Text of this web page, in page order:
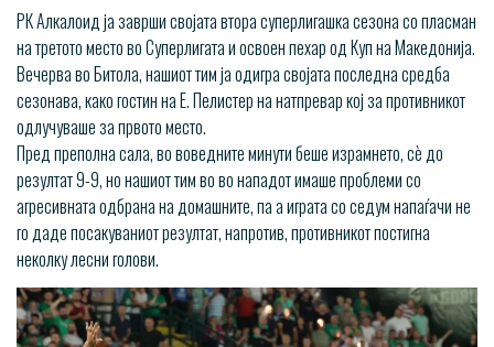
РК Алкалоид ја заврши својата втора суперлигашка сезона со пласман
на третото место во Суперлигата и освоен пехар од Куп на Македонија.
Вечерва во Битола, нашиот тим ја одигра својата последна средба
сезонава, како гостин на Е. Пелистер на натпревар кој за противникот
одлучуваше за првото место.
Пред преполна сала, во воведните минути беше израмнето, сѐ до
резултат 9-9, но нашиот тим во во нападот имаше проблеми со
агресивната одбрана на домашните, па а играта со седум напаѓачи не
го даде посакуваниот резултат, напротив, противникот постигна
неколку лесни голови.